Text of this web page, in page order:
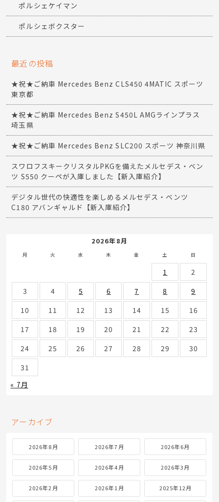
ポルシェケイマン
ポルシェボクスター
最近の投稿
★祝★ご納車 Mercedes Benz CLS450 4MATIC スポーツ
東京都
★祝★ご納車 Mercedes Benz S450L AMGラインプラス
埼玉県
★祝★ご納車 Mercedes Benz SLC200 スポーツ 神奈川県
スワロフスキークリスタルPKGを備えたメルセデス・ベン
ツ S550 クーペが入庫しました【新入庫紹介】
デジタル世代の快適性を楽しめるメルセデス・ベンツ
C180 アバンギャルド【新入庫紹介】
2026年8月
月 火 水 木 金 土 日
1
2
3
4 5 6 7 8
9
10
11 12 13 14 15
16
17
18 19 20 21 22
23
24
25 26 27 28 29
30
31
« 7月
アーカイブ
2026年8月 2026年7月 2026年6月
2026年5月 2026年4月 2026年3月
2026年2月 2026年1月 2025年12月